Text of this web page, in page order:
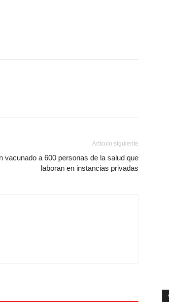
Artículo siguiente
vacunado a 600 personas de la salud que
laboran en instancias privadas